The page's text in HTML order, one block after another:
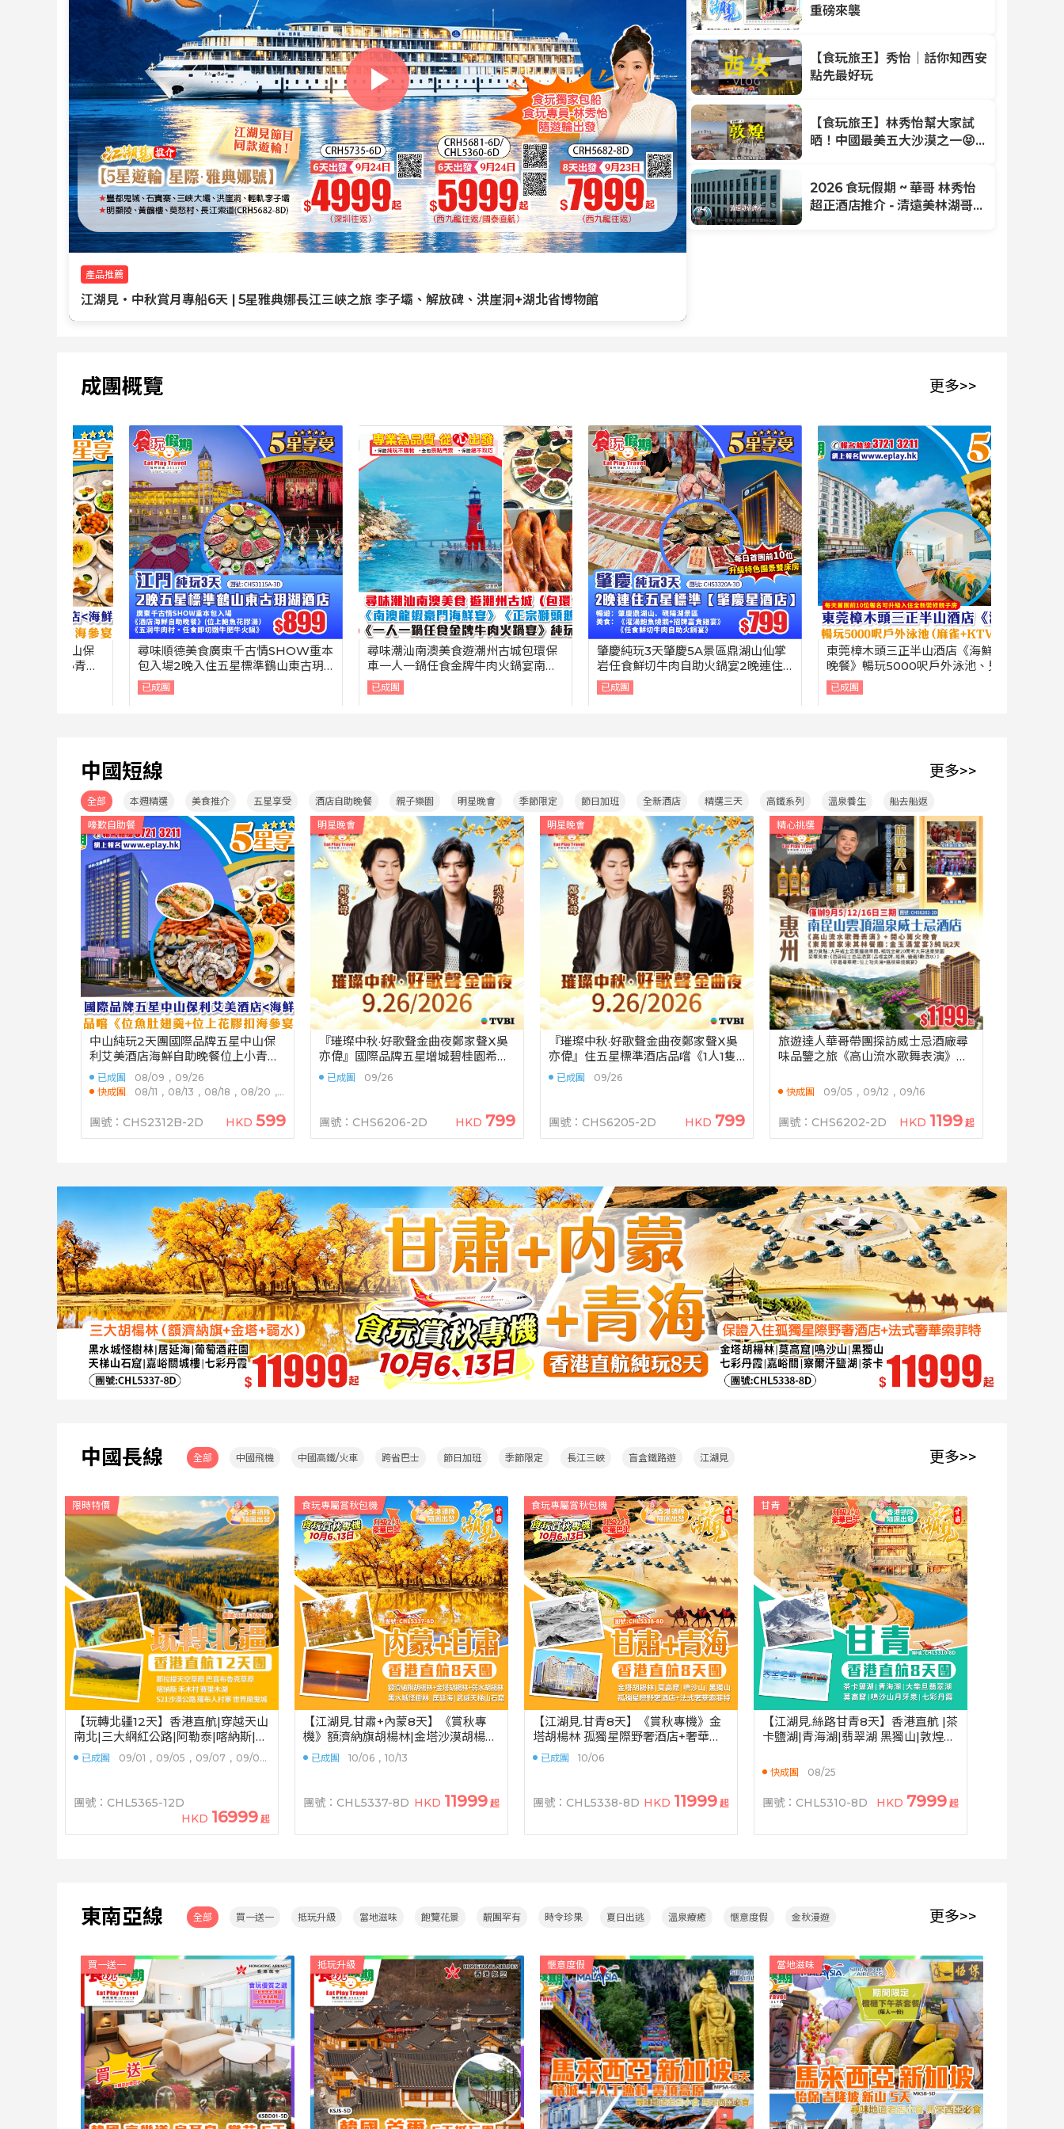
產品推薦
江湖見・中秋賞月專船6天 | 5星雅典娜長江三峽之旅 李子壩、解放碑、洪崖洞+湖北省博物館
重磅來襲
【食玩旅王】秀怡｜話你知西安
點先最好玩
【食玩旅王】林秀怡幫大家試
晒！中國最美五大沙漠之一😝敦
2026 食玩假期 ~ 華哥 林秀怡
超正酒店推介 - 清遠美林湖哥弟
成團概覽 更多>>
尋味順德美食廣東千古情SHOW重本
包入場2晚入住五星標準鶴山東古玥
湖酒店海鮮自助晚位上鮑魚花膠湯3
尋味潮汕南澳美食遊潮州古城包環保
車一人一鍋任食金牌牛肉火鍋宴南澳
龍蝦豪門海鮮宴正宗獅頭鵝宴純玩3
肇慶純玩3天肇慶5A景區鼎湖山仙掌
岩任食鮮切牛肉自助火鍋宴2晚連住
五星標準肇慶星酒店海鮮自助晚餐
東莞樟木頭三正半山酒店《海鮮自助
晚餐》暢玩5000呎戶外泳池、兒童
水樂園（麻雀+KTV任玩任唱）2天
中國短線
全部 本週精選 美食推介 五星享受 酒店自助晚餐 親子樂園 明星晚會 季節限定 節日加班 全新酒店 精選三天 高鐵系列 溫泉養生 船去船返
更多>>
嚎歎自助餐
中山純玩2天團國際品牌五星中山保
利艾美酒店海鮮自助晚餐位上小青龍
品嚐位魚肚翅羹位上花膠扣海參宴
已成團 08/09 , 09/26
快成團
08/11 , 08/13 , 08/18 , 08/20 ,
團號：CHS2312B-2D HKD 599
明星晚會
『璀璨中秋·好歌聲金曲夜鄭家聲X吳
亦偉』國際品牌五星增城碧桂園希爾
頓逸林酒店純玩2天團
已成團 09/26
團號：CHS6206-2D HKD 799
明星晚會
『璀璨中秋·好歌聲金曲夜鄭家聲X吳
亦偉』住五星標準酒店品嚐《1人1隻
秋金大閘蟹+1人1隻乳鴿宴》2天
已成團 09/26
團號：CHS6205-2D HKD 799
精心挑選
旅遊達人華哥帶團探訪威士忌酒廠尋
味品鑒之旅《高山流水歌舞表演》篝
2天
快成團 09/05 , 09/12 , 09/16
團號：CHS6202-2D HKD 1199 起
中國長線 全部 中國飛機 中國高鐵/火車 跨省巴士 節日加班 季節限定 長江三峽 盲盒鐵路遊 江湖見 更多>>
限時特價
【玩轉北疆12天】香港直航|穿越天山
南北|三大網紅公路|阿勒泰|喀納斯|禾
木村|賽裏木湖|那拉提草原
已成團 09/01 , 09/05 , 09/07 , 09/08
團號：CHL5365-12D
HKD 16999 起
食玩專屬賞秋包機
【江湖見.甘肅+內蒙8天】《賞秋專
機》額濟納旗胡楊林|金塔沙漠胡楊
林|弱水胡楊林 黑水城怪樹林
已成團 10/06 , 10/13
團號：CHL5337-8D HKD 11999 起
食玩專屬賞秋包機
【江湖見.甘青8天】《賞秋專機》金
塔胡楊林 孤獨星際野奢酒店+奢華索
菲特|敦煌|嘉峪關|張掖|大柴旦
已成團 10/06
團號：CHL5338-8D HKD 11999 起
甘青
【江湖見.絲路甘青8天】香港直航 |茶
卡鹽湖|青海湖|翡翠湖 黑獨山|敦煌莫
快成團 08/25
團號：CHL5310-8D HKD 7999 起
東南亞線 全部 買一送一 抵玩升級 當地滋味 飽覽花景 靚團罕有 時令珍果 夏日出逃 溫泉療癒 愜意度假 金秋漫遊 更多>>
買一送一 抵玩升級 愜意度假 當地滋味